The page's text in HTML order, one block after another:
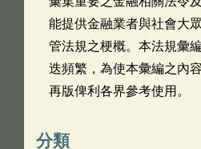
能提供金融業者與社會大
管法規之梗概。本法規彙
迭頻繁，為使本彙編之內
再版俾利各界參考使用。
分類